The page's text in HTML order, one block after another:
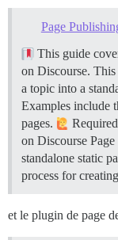
Page
This guide
on Discourse.
a topic into a
Examples include
pages.
on Discourse
standalone static
process for
et le plugin de page